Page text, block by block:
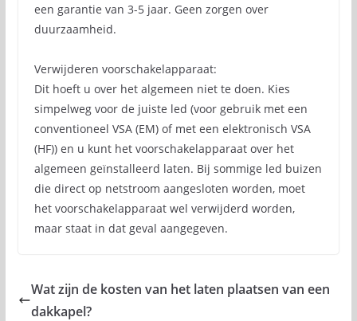
een garantie van 3-5 jaar. Geen zorgen over
duurzaamheid.
Verwijderen voorschakelapparaat:
Dit hoeft u over het algemeen niet te doen. Kies
simpelweg voor de juiste led (voor gebruik met een
conventioneel VSA (EM) of met een elektronisch VSA
(HF)) en u kunt het voorschakelapparaat over het
algemeen geïnstalleerd laten. Bij sommige led buizen
die direct op netstroom aangesloten worden, moet
het voorschakelapparaat wel verwijderd worden,
maar staat in dat geval aangegeven.
Wat zijn de kosten van het laten plaatsen van een
dakkapel?